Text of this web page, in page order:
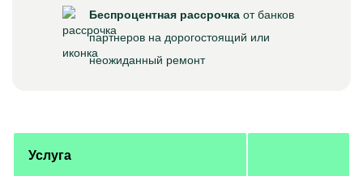
Беспроцентная рассрочка от банков
партнеров на дорогостоящий или
неожиданный ремонт
Услуга